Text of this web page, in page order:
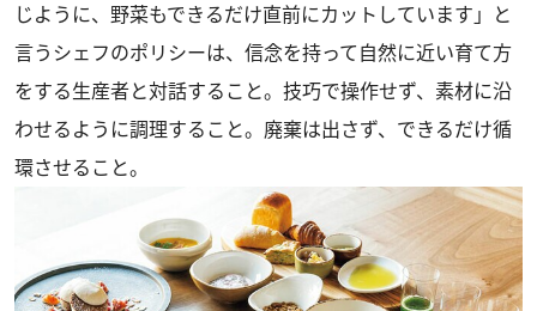
じように、野菜もできるだけ直前にカットしています」と
言うシェフのポリシーは、信念を持って自然に近い育て方
をする生産者と対話すること。技巧で操作せず、素材に沿
わせるように調理すること。廃棄は出さず、できるだけ循
環させること。